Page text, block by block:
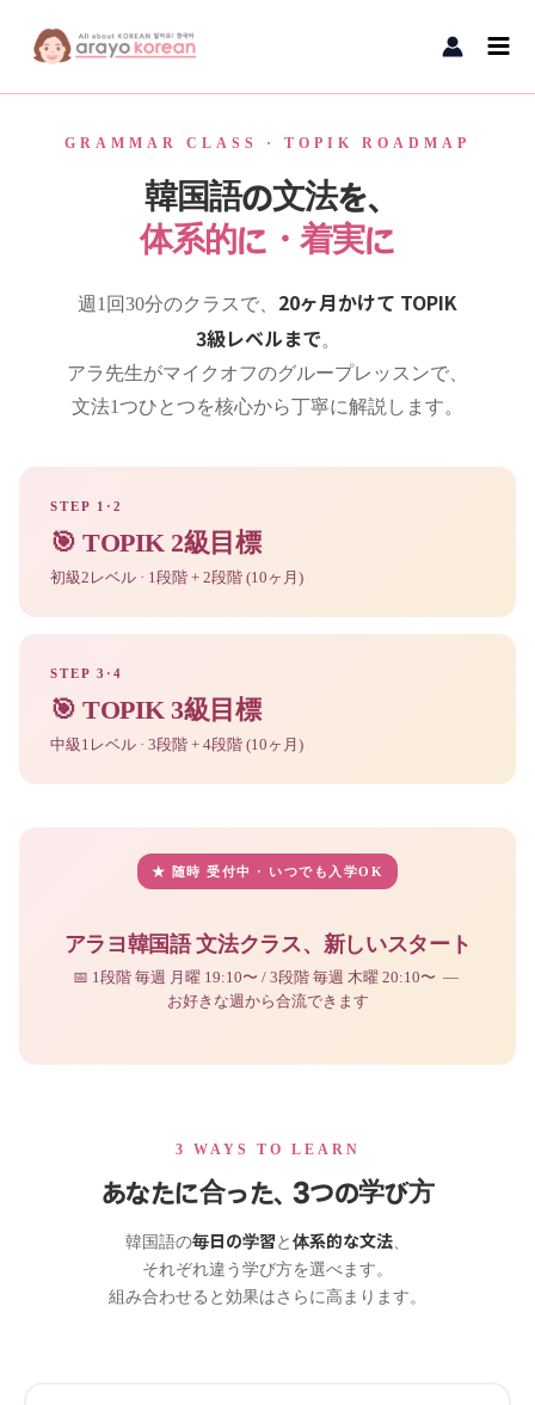
GRAMMAR CLASS · TOPIK ROADMAP
韓国語の文法を、
体系的に・着実に
週1回30分のクラスで、 20ヶ月かけて TOPIK
3級レベルまで。
アラ先生がマイクオフのグループレッスンで、
文法1つひとつを核心から丁寧に解説します。
STEP 1·2
🎯 TOPIK 2級目標
初級2レベル · 1段階 + 2段階 (10ヶ月)
STEP 3·4
🎯 TOPIK 3級目標
中級1レベル · 3段階 + 4段階 (10ヶ月)
★ 随時 受付中 · いつでも入学OK
アラヨ韓国語 文法クラス、新しいスタート
📅 1段階 毎週 月曜 19:10〜 / 3段階 毎週 木曜 20:10〜 —
お好きな週から合流できます
3 WAYS TO LEARN
あなたに合った、3つの学び方
韓国語の毎日の学習 と 体系的な文法
それぞれ違う学び方を選べます。
組み合わせると効果はさらに高まります。